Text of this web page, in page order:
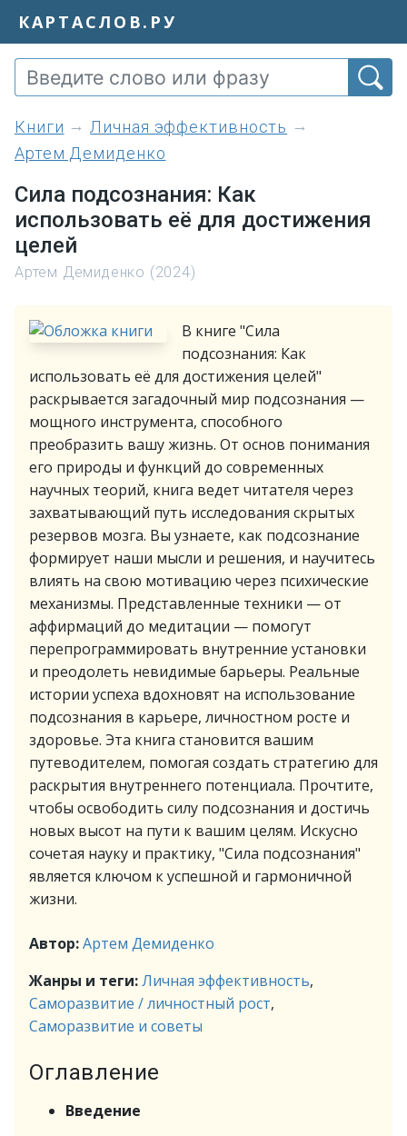
КАРТАСЛОВ.РУ
книги
Личная эффективность
Артем Демиденко
Сила подсознания: Как
использовать её для достижения
целей
Артем Демиденко (2024)
В книге "Сила
подсознания: Как
использовать её для достижения целей"
раскрывается загадочный мир подсознания —
мощного инструмента, способного
преобразить вашу жизнь. От основ понимания
его природы и функций до современных
научных теорий, книга ведет читателя через
захватывающий путь исследования скрытых
резервов мозга. Вы узнаете, как подсознание
формирует наши мысли и решения, и научитесь
влиять на свою мотивацию через психические
механизмы. Представленные техники — от
аффирмаций до медитации — помогут
перепрограммировать внутренние установки
и преодолеть невидимые барьеры. Реальные
истории успеха вдохновят на использование
подсознания в карьере, личностном росте и
здоровье. Эта книга становится вашим
путеводителем, помогая создать стратегию для
раскрытия внутреннего потенциала. Прочтите,
чтобы освободить силу подсознания и достичь
новых высот на пути к вашим целям. Искусно
сочетая науку и практику, "Сила подсознания"
является ключом к успешной и гармоничной
жизни.
Автор:Артем Демиденко
Жанры и теги:Личная эффективность,
Саморазвитие / личностный рост,
Саморазвитие и советы
Оглавление
Введение